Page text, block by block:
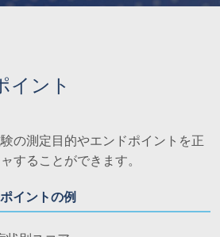
イント
の測定目的やエンドポイントを正
することができます。
イントの例